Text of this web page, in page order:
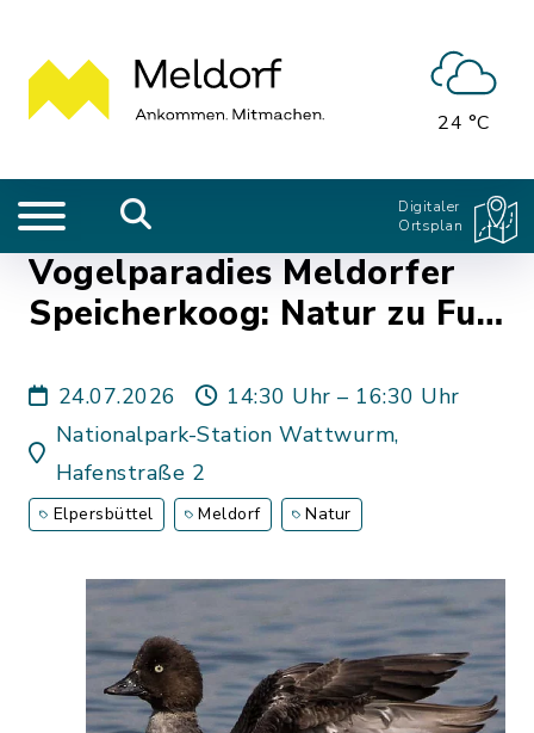
24 °C
Digitaler
Ortsplan
Vogelparadies Meldorfer
Speicherkoog: Natur zu Fuß
24.07.2026
14:30 Uhr – 16:30 Uhr
Nationalpark-Station Wattwurm,
Hafenstraße 2
Elpersbüttel Meldorf Natur